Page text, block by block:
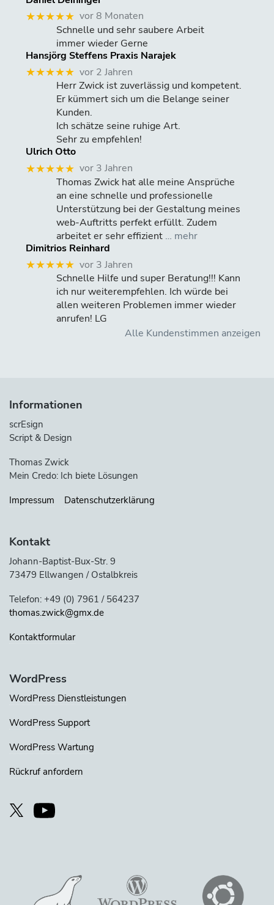
★★★★★ vor 8 Monaten
Schnelle und sehr saubere Arbeit
immer wieder Gerne
Hansjörg Steffens Praxis Narajek
★★★★★ vor 2 Jahren
Herr Zwick ist zuverlässig und kompetent.
Er kümmert sich um die Belange seiner
Kunden.
Ich schätze seine ruhige Art.
Sehr zu empfehlen!
Ulrich Otto
★★★★★ vor 3 Jahren
Thomas Zwick hat alle meine Ansprüche
an eine schnelle und professionelle
Unterstützung bei der Gestaltung meines
web-Auftritts perfekt erfüllt. Zudem
arbeitet er sehr effizient … mehr
Dimitrios Reinhard
★★★★★ vor 3 Jahren
Schnelle Hilfe und super Beratung!!! Kann
ich nur weiterempfehlen. Ich würde bei
allen weiteren Problemen immer wieder
anrufen! LG
Alle Kundenstimmen anzeigen
Informationen
scrEsign
Script & Design
Thomas Zwick
Mein Credo: Ich biete Lösungen
Impressum
Datenschutzerklärung
Kontakt
Johann-Baptist-Bux-Str. 9
73479 Ellwangen / Ostalbkreis
Telefon: +49 (0) 7961 / 564237
thomas.zwick@gmx.de
Kontaktformular
WordPress
WordPress Dienstleistungen
WordPress Support
WordPress Wartung
Rückruf anfordern